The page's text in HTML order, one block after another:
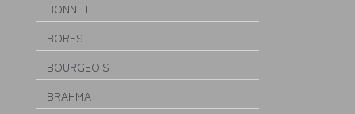
BONNET
BORES
BOURGEOIS
BRAHMA